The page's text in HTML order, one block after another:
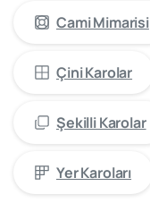
Cami Mimarisi
Çini Karolar
Şekilli Karolar
Yer Karoları